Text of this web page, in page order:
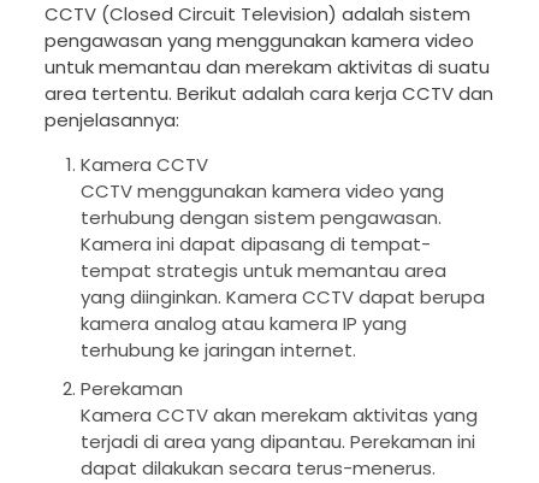
CCTV (Closed Circuit Television) adalah sistem
pengawasan yang menggunakan kamera video
untuk memantau dan merekam aktivitas di suatu
area tertentu. Berikut adalah cara kerja CCTV dan
penjelasannya:
Kamera CCTV
CCTV menggunakan kamera video yang
terhubung dengan sistem pengawasan.
Kamera ini dapat dipasang di tempat-
tempat strategis untuk memantau area
yang diinginkan. Kamera CCTV dapat berupa
kamera analog atau kamera IP yang
terhubung ke jaringan internet.
Perekaman
Kamera CCTV akan merekam aktivitas yang
terjadi di area yang dipantau. Perekaman ini
dapat dilakukan secara terus-menerus.